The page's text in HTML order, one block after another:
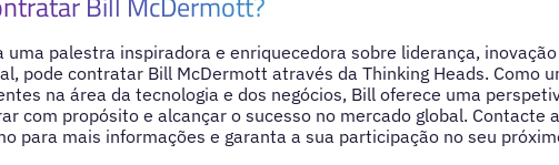
uma palestra inspiradora e enriquecedora sobre liderança,
pode contratar Bill McDermott através da Thinking Heads. Como
na área da tecnologia e dos negócios, Bill oferece uma
com propósito e alcançar o sucesso no mercado global. Contacte
para mais informações e garanta a sua participação no seu